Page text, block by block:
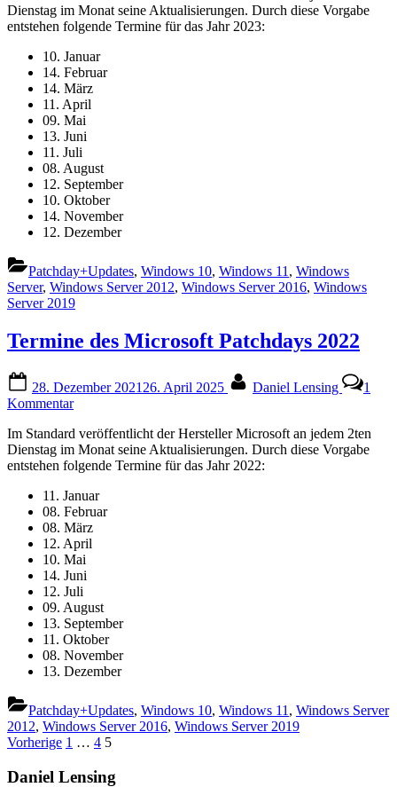
Microsoft
Patchdays
Dienstag im Monat seine Aktualisierungen. Durch diese Vorgabe
entstehen folgende Termine für das Jahr 2023:
10. Januar
14. Februar
14. März
11. April
09. Mai
13. Juni
11. Juli
08. August
12. September
10. Oktober
14. November
12. Dezember
Patchday+Updates, Windows 10, Windows 11 , Windows
Server, Windows Server 2012, Windows Server 2016, Windows
Server 2019
Termine des Microsoft Patchdays 2022
on
28. Dezember 2021 26. April 2025 Daniel Lensing
1
Kommentarzu
des
Microsoft
Patchdays
Im Standard veröffentlicht der Hersteller Microsoft an jedem 2ten
Dienstag im Monat seine Aktualisierungen. Durch diese Vorgabe
entstehen folgende Termine für das Jahr 2022:
11. Januar
08. Februar
08. März
12. April
10. Mai
14. Juni
12. Juli
09. August
13. September
11. Oktober
08. November
13. Dezember
Patchday+Updates, Windows 10, Windows 11 , Windows Server
2012, Windows Server 2016, Windows Server 2019
Seitennummerierung
der
Vorherige 1 … 4 5
Daniel Lensing